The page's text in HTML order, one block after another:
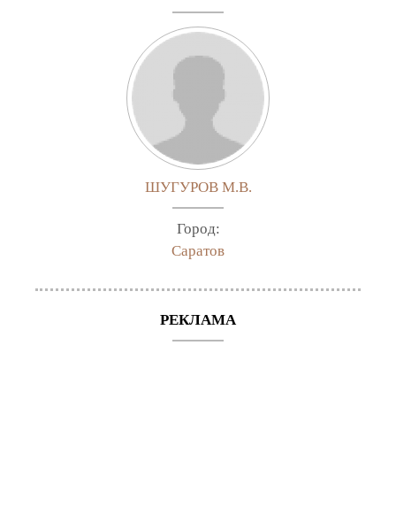
ШУГУРОВ М.В.
Город:
Саратов
РЕКЛАМА